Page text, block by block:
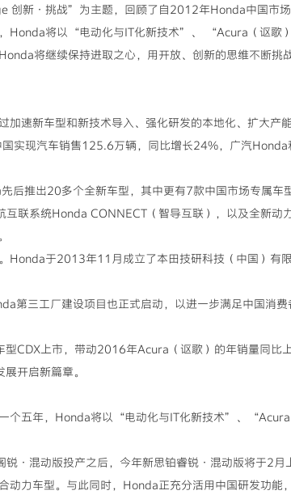
创新·挑战”为主题，回顾了自2012年Honda中国市
Honda将以“电动化与IT化新技术”、 “Acura（讴歌
将继续保持进取之心，用开放、创新的思维不断挑
速新车型和新技术导入、强化研发的本地化、扩大产
实现汽车销售125.6万辆，同比增长24%，广汽Honda
推出20多个全新车型，其中更有7款中国市场专属车型
联系统Honda CONNECT（智导互联），以及全新动
于2013年11月成立了本田技研科技（中国）有限
第三工厂建设项目也正式启动，以进一步满足中国消费
CDX上市，带动2016年Acura（讴歌）的年销量同比
开启新篇章。
个五年，Honda将以“电动化与IT化新技术”、
·混动版投产之后，今年新思铂睿锐·混动版将于2月
动力车型。与此同时，Honda正充分活用中国研发功能